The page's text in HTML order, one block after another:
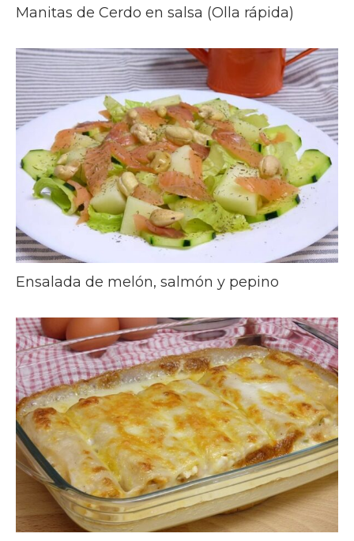
Manitas de Cerdo en salsa (Olla rápida)
Ensalada de melón, salmón y pepino